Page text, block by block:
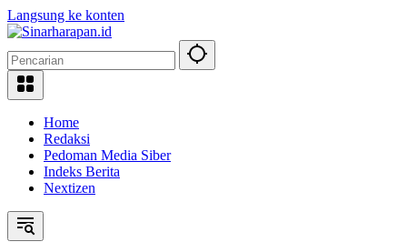
Langsung ke konten
Home
Redaksi
Pedoman Media Siber
Indeks Berita
Nextizen